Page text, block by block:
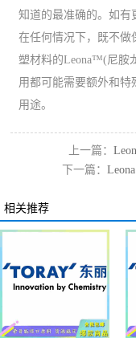
知道的最准确的。如有
在任何情况下，既不做
塑材料的Leona™(尼胺
用都可能需要额外和特
用途。
上一篇：
下一篇：
相关推荐